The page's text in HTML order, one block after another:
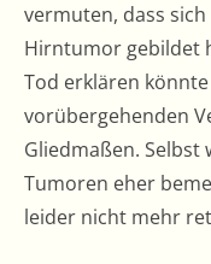
vermuten, dass
Hirntumor gebildet
Tod erklären
vorübergehenden
Gliedmaßen. Selbst
Tumoren eher
leider nicht mehr